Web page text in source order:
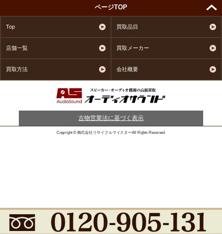
ページTOP
Top 買取品目
店舗一覧 買取メーカー
買取方法 会社概要
古物営業法に基づく表示
Copyright © 株式会社リサイクルマイスターAll Rights Reserved.